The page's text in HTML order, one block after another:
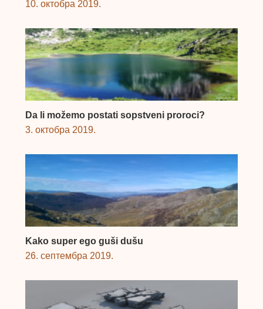
10. октобра 2019.
Da li možemo postati sopstveni proroci?
3. октобра 2019.
Kako super ego guši dušu
26. септембра 2019.